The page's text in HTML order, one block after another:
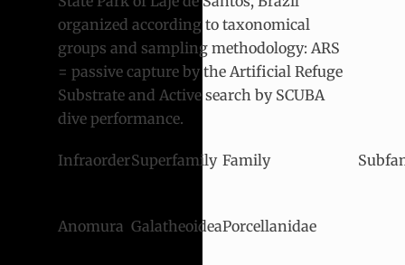
organized according to taxonomical
groups and sampling methodology: ARS
= passive capture by the Artificial Refuge
Substrate and Active search by SCUBA
dive performance.
InfraorderSuperfamily Family
Anomura GalatheoideaPorcellanidae